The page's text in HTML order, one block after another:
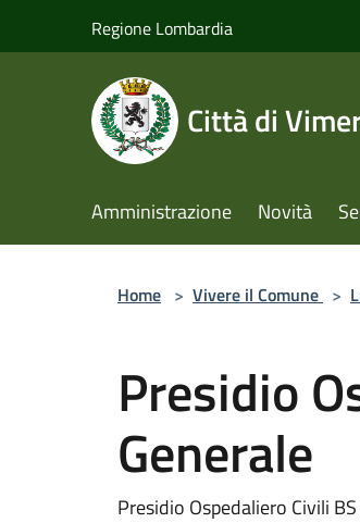
Regione Lombardia
Città di
Amministrazione Novità
Home > Vivere il Comune >
Presidio
Generale
Presidio Ospedaliero Civili